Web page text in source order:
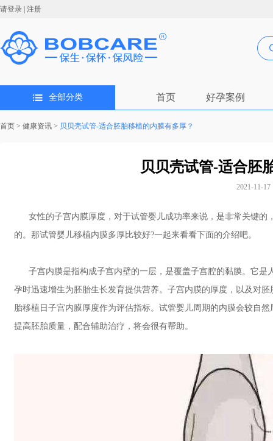
请登录 | 注册
全部分类 首页 好孕案例
首页 > 健康资讯 > 贝贝壳试管-适合胚胎移植的内膜有多厚？
贝贝壳试管-适合胚
2021-11-17
女性的子宫内膜厚度，对于试管婴儿成功率来说，是非常关键的
的。那试管婴儿移植内膜多厚比较好?一起来看看下面的介绍吧。
子宫内膜是指构成子宫内壁的一层，是覆盖子宫腔的黏膜。它是
孕时迅速增生为胚胎生长发育提供营养。子宫内膜的厚度，以及对
胎移植日子宫内膜厚度作为评估指标。试管婴儿周期的内膜会较自
提高胚胎质量，配合辅助治疗，将会很有帮助。